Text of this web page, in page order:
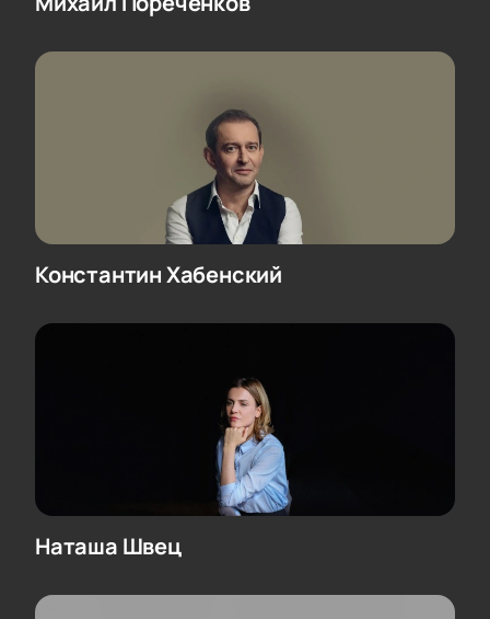
Константин Хабенский
Наташа Швец